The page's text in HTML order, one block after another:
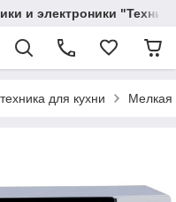
и электроники
для кухни Мелкая